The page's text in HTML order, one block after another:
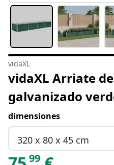
vidaXL
vidaXL Arriate
galvanizado
dimensiones
320 x 80 x 45 cm
99